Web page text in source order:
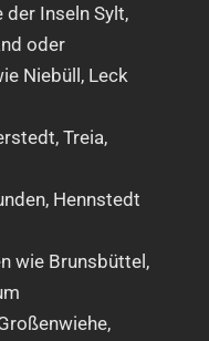
Inseln Sylt,
oder
Niebüll, Leck
Treia,
Hennstedt
wie Brunsbüttel,